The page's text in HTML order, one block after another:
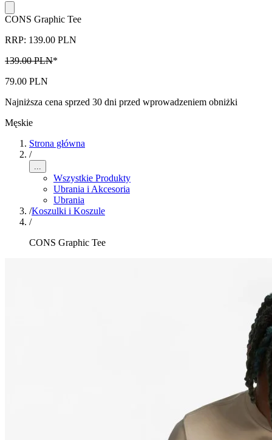
CONS Graphic Tee
RRP: 139.00 PLN
139.00 PLN*
79.00 PLN
Najniższa cena sprzed 30 dni przed wprowadzeniem obniżki
Męskie
Strona główna
/
...
Wszystkie Produkty
Ubrania i Akcesoria
Ubrania
/Koszulki i Koszule
/
CONS Graphic Tee